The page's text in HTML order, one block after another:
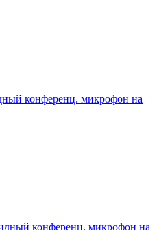
конференц. микрофон на
конференц. микрофон на